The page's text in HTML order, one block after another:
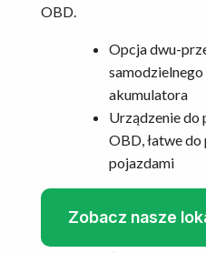
OBD.
Opcja dwu-
samodzielnego
akumulatora
Urządzenie do
OBD, łatwe
pojazdami
Zobacz nasze